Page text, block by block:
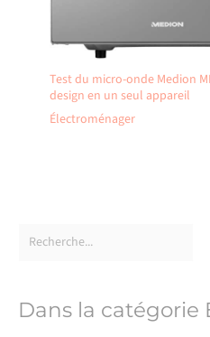
Test du micro-onde Medion
design en un seul appareil
Électroménager
Dans la